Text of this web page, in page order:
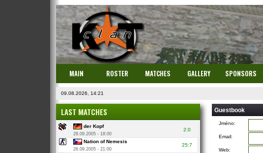
MAIN ROSTER MATCHES GALLERY SPONSORS
09.08.2026, 14:21
LAST MATCHES
der Kopf
28.09.2005 - 18:00
2:0
Nation of Nemesis
26.09.2005 - 21:00
25:7
Guestbook
Jméno:
Email:
Web: